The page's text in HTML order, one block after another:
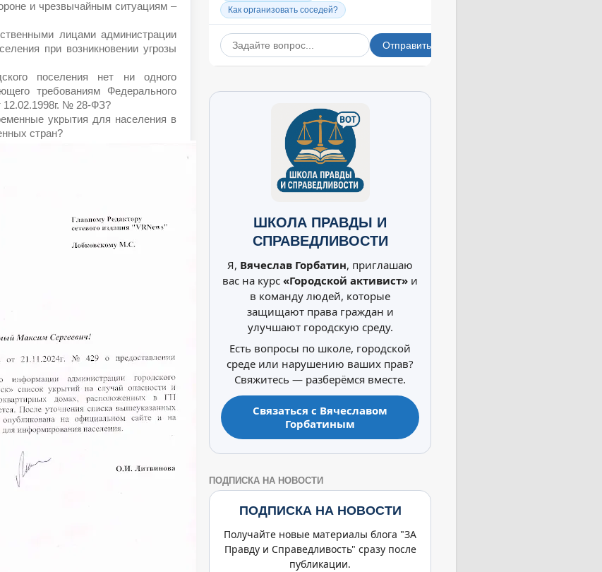
и чрезвычайным ситуациям –
лицами администрации
при возникновении угрозы
поселения нет ни одного
требованиям Федерального
12.02.1998г. № 28-ФЗ?
укрытия для населения в
стран?
ШКОЛА ПРАВДЫ И
СПРАВЕДЛИВОСТИ
Я, Вячеслав Горбатин, приглашаю
вас на курс «Городской активист» и
в команду людей, которые
защищают права граждан и
улучшают городскую среду.
Есть вопросы по школе, городской
среде или нарушению ваших прав?
Свяжитесь — разберёмся вместе.
Связаться с Вячеславом
Горбатиным
ПОДПИСКА НА НОВОСТИ
ПОДПИСКА НА НОВОСТИ
Получайте новые материалы блога "ЗА
Правду и Справедливость" сразу после
публикации.